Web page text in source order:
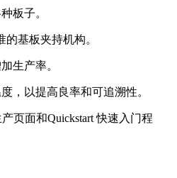
板子。
的基板夹持机构。
生产率。
，以提高良率和可追溯性。
页面和Quickstart 快速入门程